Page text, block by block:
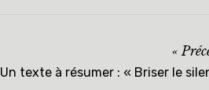
Un texte à résumer : « Briser le